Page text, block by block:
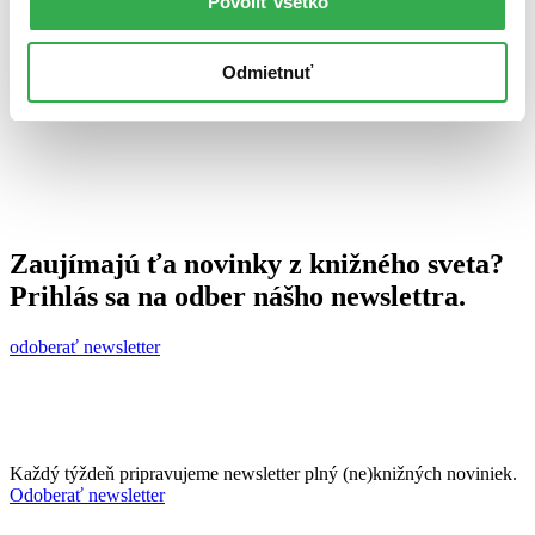
Odmietnuť
Zaujímajú ťa novinky z knižného sveta?
Prihlás sa na odber nášho newslettra.
odoberať newsletter
Každý týždeň pripravujeme newsletter plný (ne)knižných noviniek.
Odoberať newsletter